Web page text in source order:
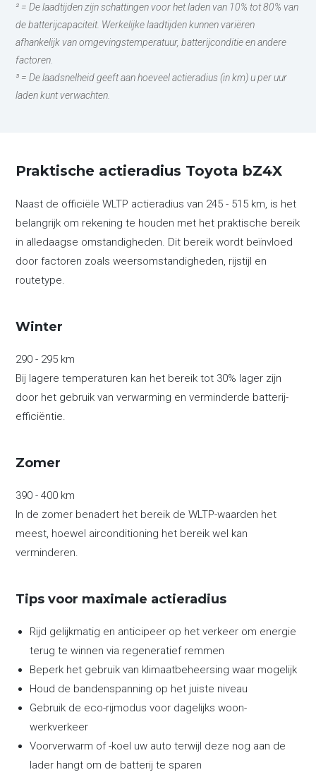
² = De laadtijden zijn schattingen voor het laden van 10% tot 80% van
de batterijcapaciteit. Werkelijke laadtijden kunnen variëren
afhankelijk van omgevingstemperatuur, batterijconditie en andere
factoren.
³ = De laadsnelheid geeft aan hoeveel actieradius (in km) u per uur
laden kunt verwachten.
Praktische actieradius Toyota bZ4X
Naast de officiële WLTP actieradius van 245 - 515 km, is het
belangrijk om rekening te houden met het praktische bereik
in alledaagse omstandigheden. Dit bereik wordt beïnvloed
door factoren zoals weersomstandigheden, rijstijl en
routetype.
Winter
290 - 295 km
Bij lagere temperaturen kan het bereik tot 30% lager zijn
door het gebruik van verwarming en verminderde batterij-
efficiëntie.
Zomer
390 - 400 km
In de zomer benadert het bereik de WLTP-waarden het
meest, hoewel airconditioning het bereik wel kan
verminderen.
Tips voor maximale actieradius
Rijd gelijkmatig en anticipeer op het verkeer om energie
terug te winnen via regeneratief remmen
Beperk het gebruik van klimaatbeheersing waar mogelijk
Houd de bandenspanning op het juiste niveau
Gebruik de eco-rijmodus voor dagelijks woon-
werkverkeer
Voorverwarm of -koel uw auto terwijl deze nog aan de
lader hangt om de batterij te sparen